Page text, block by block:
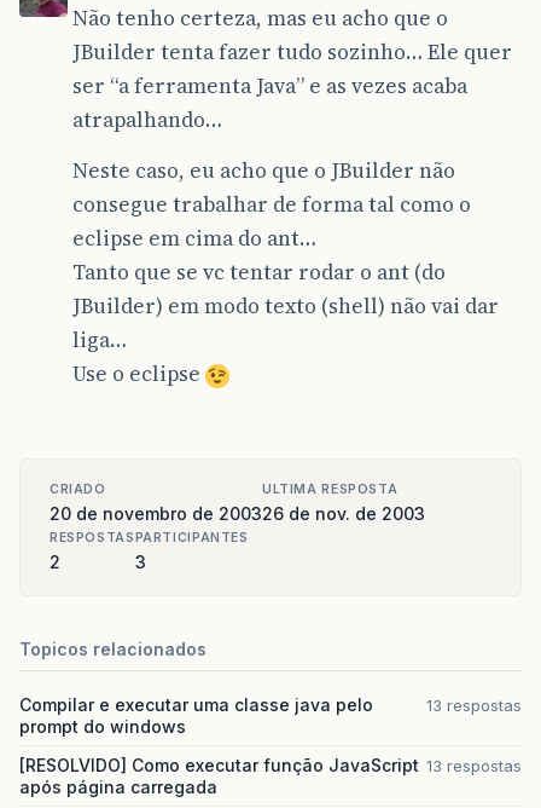
Não tenho certeza, mas eu acho que o
JBuilder tenta fazer tudo sozinho… Ele quer
ser “a ferramenta Java” e as vezes acaba
atrapalhando…
Neste caso, eu acho que o JBuilder não
consegue trabalhar de forma tal como o
eclipse em cima do ant…
Tanto que se vc tentar rodar o ant (do
JBuilder) em modo texto (shell) não vai dar
liga…
Use o eclipse
CRIADO
20 de novembro de 2003
ULTIMA RESPOSTA
26 de nov. de 2003
RESPOSTAS
2
PARTICIPANTES
3
Topicos relacionados
Compilar e executar uma classe java pelo
prompt do windows
13 respostas
[RESOLVIDO] Como executar função JavaScript
após página carregada
13 respostas